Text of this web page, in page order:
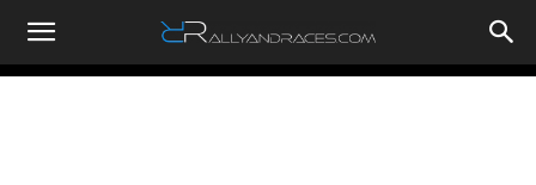
RallyandRaces.com